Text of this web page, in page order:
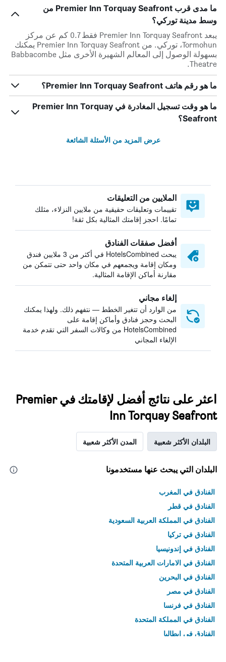
ما مدى قرب Premier Inn Torquay Seafront من
وسط مدينة توركي؟
يبعد Premier Inn Torquay Seafront فقط 0.7 كم عن مركز
Tormohun، توركي. من Premier Inn Torquay Seafront يمكنك
بسهولة الوصول إلى المعالم الشهيرة الأخرى مثل Babbacombe
Theatre.
ما هو رقم هاتف Premier Inn Torquay Seafront؟
ما هو وقت تسجيل المغادرة في Premier Inn Torquay
Seafront؟
عرض المزيد من الأسئلة الشائعة
الملايين من التعليقات
تقييمات وتعليقات حقيقية من ملايين النزلاء، مثلك
تمامًا. احجز إقامتك المثالية بكل ثقة!
أفضل صفقات الفنادق
يبحث HotelsCombined في أكثر من 3 ملايين فندق
ومكان إقامة ويجمعهم في مكان واحد حتى تتمكن من
مقارنة أماكن الإقامة المثالية.
إلغاء مجاني
من الوارد أن تتغير الخطط — نتفهم ذلك. ولهذا يمكنك
البحث وحجز فنادق وأماكن إقامة على
HotelsCombined من وكالات السفر التي تقدم خدمة
الإلغاء المجاني
اعثر على نتائج أفضل لإقامتك في Premier
Inn Torquay Seafront
البلدان الأكثر شعبية المدن الأكثر شعبية
البلدان التي يبحث عنها مستخدمونا
الفنادق في المغرب
الفنادق في قطر
الفنادق في المملكة العربية السعودية
الفنادق في تركيا
الفنادق في إندونيسيا
الفنادق في الامارات العربية المتحدة
الفنادق في البحرين
الفنادق في مصر
الفنادق في فرنسا
الفنادق في المملكة المتحدة
الفنادق في إيطاليا